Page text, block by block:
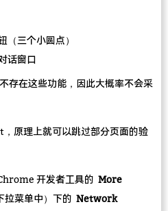
（三个小圆点）
话窗口
存在这些功能，因此大概率不会采
原理上就可以跳过部分页面的验
开发者工具的 More
拉菜单中）下的 Network